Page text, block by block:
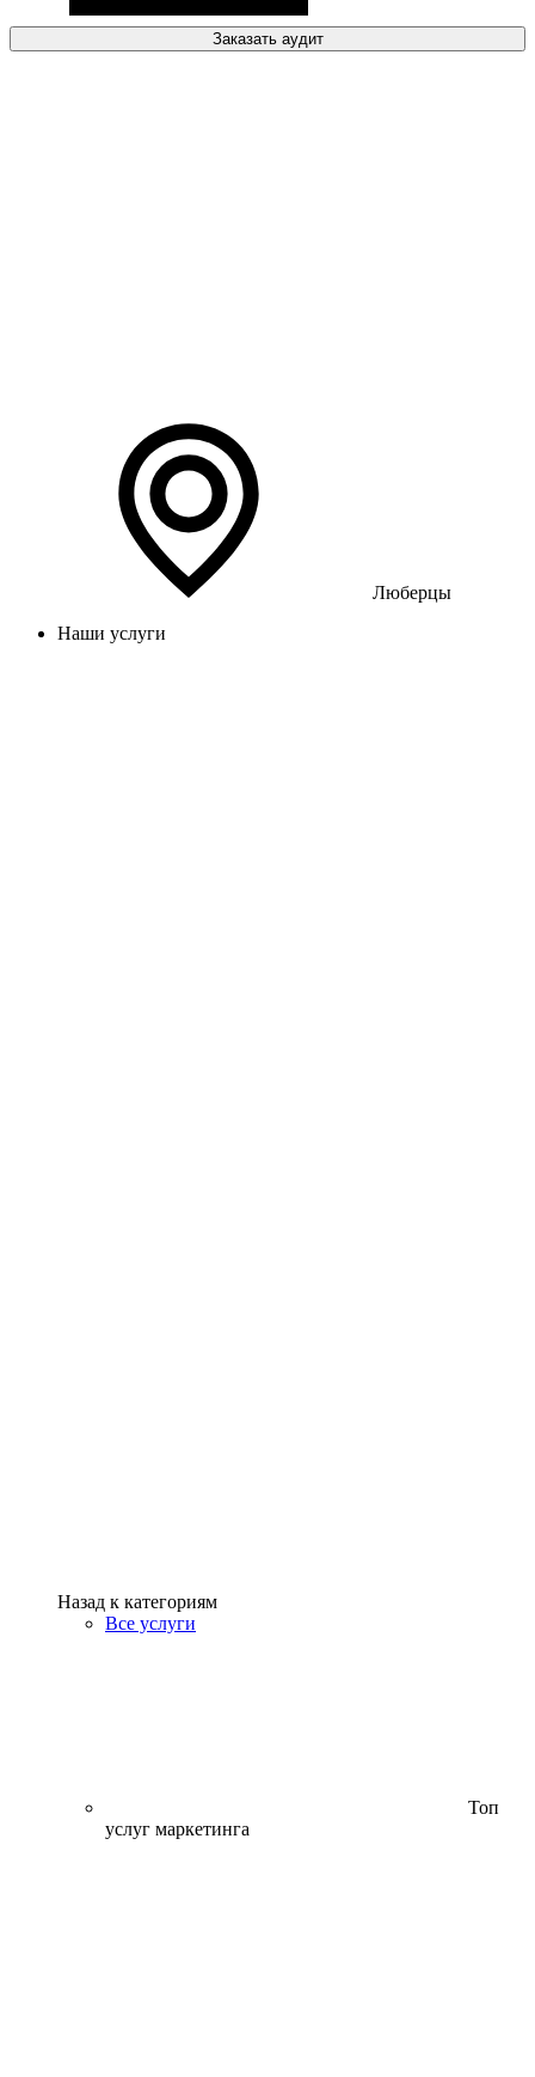
Заказать аудит
Люберцы
Наши услуги
Назад к категориям
Все услуги
Топ
услуг маркетинга